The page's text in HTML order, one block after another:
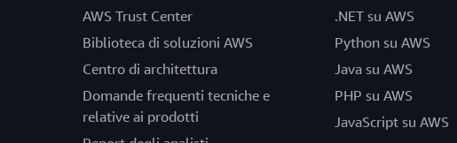
AWS Trust Center
Biblioteca di soluzioni AWS
Centro di architettura
Domande frequenti tecniche e
relative ai prodotti
.NET su AWS
Python su AWS
Java su AWS
PHP su AWS
JavaScript su AWS